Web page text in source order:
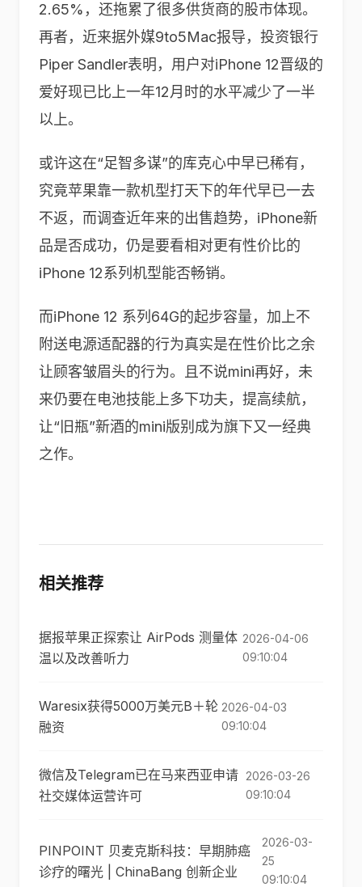
2.65%，还拖累了很多供货商的股市体现。
再者，近来据外媒9to5Mac报导，投资银行
Piper Sandler表明，用户对iPhone 12晋级的
爱好现已比上一年12月时的水平减少了一半
以上。
或许这在“足智多谋”的库克心中早已稀有，
究竟苹果靠一款机型打天下的年代早已一去
不返，而调查近年来的出售趋势，iPhone新
品是否成功，仍是要看相对更有性价比的
iPhone 12系列机型能否畅销。
而iPhone 12 系列64G的起步容量，加上不
附送电源适配器的行为真实是在性价比之余
让顾客皱眉头的行为。且不说mini再好，未
来仍要在电池技能上多下功夫，提高续航，
让“旧瓶”新酒的mini版别成为旗下又一经典
之作。
相关推荐
据报苹果正探索让 AirPods 测量体
温以及改善听力
2026-04-06
09:10:04
Waresix获得5000万美元B＋轮
融资
2026-04-03
09:10:04
微信及Telegram已在马来西亚申请
社交媒体运营许可
2026-03-26
09:10:04
PINPOINT 贝麦克斯科技：早期肺癌
诊疗的曙光 | ChinaBang 创新企业
2026-03-
25
09:10:04